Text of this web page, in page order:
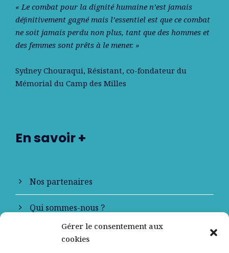
Gérer le consentement aux
cookies
« Le combat pour la dignité humaine n’est jamais
déﬁnitivement gagné mais l’essentiel est que ce combat
ne soit jamais perdu non plus, tant que des hommes et
des femmes sont prêts à le mener. »
Sydney Chouraqui, Résistant, co-fondateur du
Mémorial du Camp des Milles
En savoir +
Nos partenaires
Qui sommes-nous ?
Contactez-nous